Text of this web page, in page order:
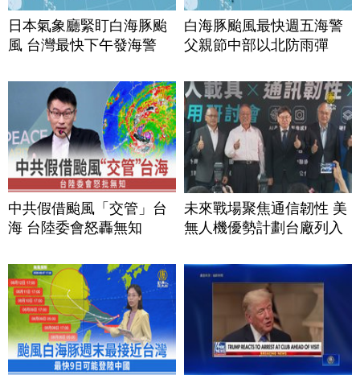
日本氣象廳緊盯白海豚颱
風 台灣最快下午發海警
白海豚颱風最快週五海警
父親節中部以北防雨彈
中共假借颱風「交管」台
海 台陸委會怒轟無知
未來戰場聚焦通信韌性 美
無人機優勢計劃台廠列入